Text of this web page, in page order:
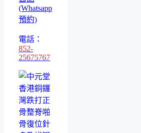
(Whatsapp
預約)
電話：
852-
25675767